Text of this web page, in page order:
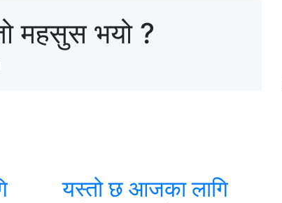
महसुस भयो ?
यस्तो छ आजका लागि